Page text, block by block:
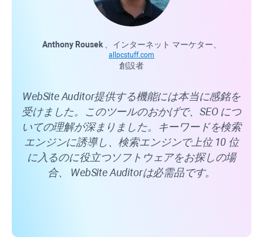
Anthony Rousek、インターネット マーケター、
allpcstuff.com
創設者
WebSite Auditor提供する機能には本当に感銘を
受けました。このツールのおかげで、SEO につ
いての理解が深まりました。キーワードを検索
エンジンに誘導し、検索エンジンで上位 10 位
に入るのに役立つソフトウェアをお探しの場
合、 WebSite Auditorは必需品です。